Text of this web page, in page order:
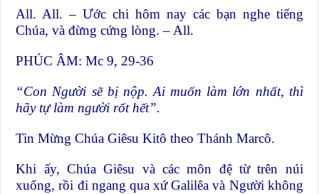
All. All. – Ước chi hôm nay các bạn nghe tiếng
Chúa, và đừng cứng lòng. – All.
PHÚC ÂM: Mc 9, 29-36
“Con Người sẽ bị nộp. Ai muốn làm lớn nhất, thì
hãy tự làm người rốt hết”.
Tin Mừng Chúa Giêsu Kitô theo Thánh Marcô.
Khi ấy, Chúa Giêsu và các môn đệ từ trên núi
xuống, rồi đi ngang qua xứ Galilêa và Người không